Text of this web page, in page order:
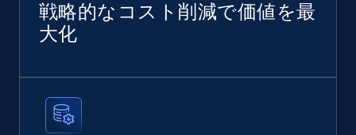
Amazon products global dataset
eCommerce
戦略的なコスト削減で価値を最
大化